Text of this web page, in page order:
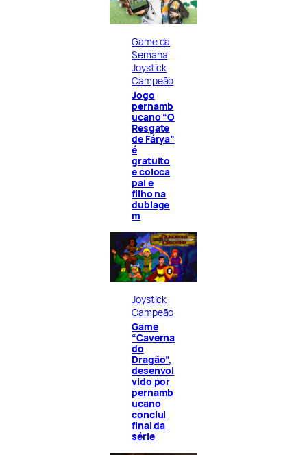
Game da
Semana
Joystick
Campeão
Jogo
pernamb
ucano “O
Resgate
de Fárya”
é
gratuito
e coloca
pai e
filho na
dublage
m
Joystick
Campeão
Game
“Caverna
do
Dragão”,
desenvol
vido por
pernamb
ucano
conclui
final da
série